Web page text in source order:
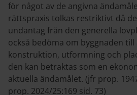
för något av de angivna
rättspraxis tolkas restriktivt då
undantag från den generella
också bedöma om byggnaden till
konstruktion, utformning och
den kan betraktas som en
aktuella ändamålet. (jfr prop.
prop. 2024/25:169 sid. 73)